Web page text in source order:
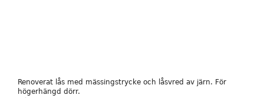
Renoverat lås med mässingstrycke och låsvred av järn. För
högerhängd dörr.